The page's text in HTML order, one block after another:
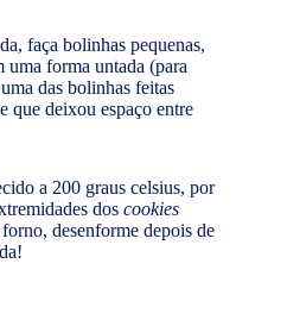
faça bolinhas pequenas,
uma forma untada (para
das bolinhas feitas
que deixou espaço entre
a 200 graus celsius, por
dos cookies
desenforme depois de